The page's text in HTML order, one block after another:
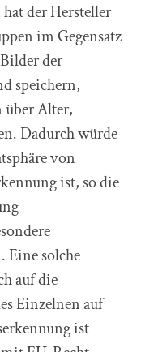
der Hersteller
im Gegensatz
der
speichern,
Alter,
Dadurch würde
von
ist, so die
Eine solche
auf die
Einzelnen auf
ist